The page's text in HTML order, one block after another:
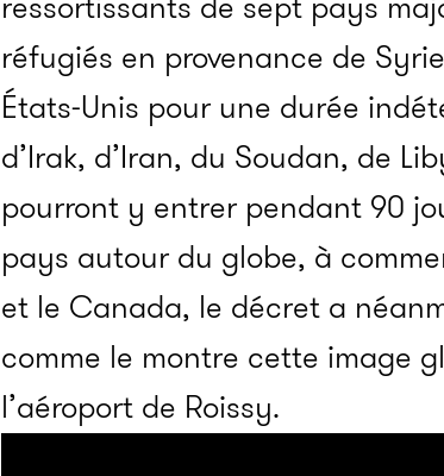
réfugiés en provenance de
États-Unis pour une durée
d’Irak, d’Iran, du Soudan, de
pourront y entrer pendant 90
pays autour du globe, à
et le Canada, le décret a
comme le montre cette image
l’aéroport de Roissy.